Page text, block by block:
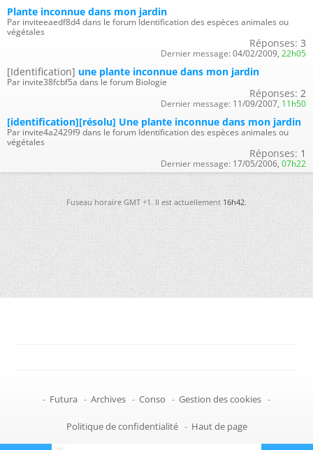
Plante inconnue dans mon jardin
Par inviteeaedf8d4 dans le forum Identification des espèces animales ou
végétales
Réponses: 3
Dernier message: 04/02/2009, 22h05
[Identification] une plante inconnue dans mon jardin
Par invite38fcbf5a dans le forum Biologie
Réponses: 2
Dernier message: 11/09/2007, 11h50
[identification][résolu] Une plante inconnue dans mon jardin
Par invite4a2429f9 dans le forum Identification des espèces animales ou
végétales
Réponses: 1
Dernier message: 17/05/2006, 07h22
Fuseau horaire GMT +1. Il est actuellement16h42.
- Futura - Archives - Conso - Gestion des cookies -
Politique de confidentialité - Haut de page